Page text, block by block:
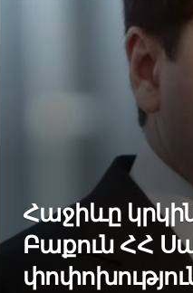
Հաջիևը
Բաքուն ՀՀ